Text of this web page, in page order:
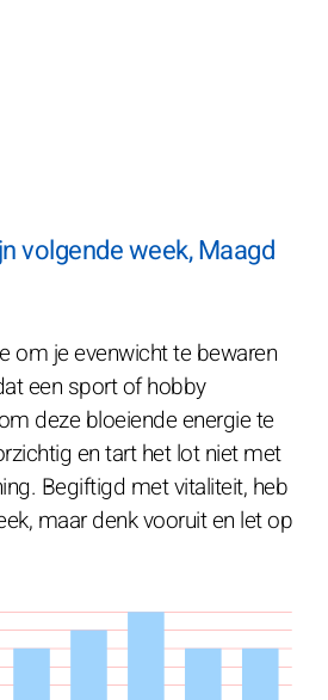
volgende week, Maagd
om je evenwicht te bewaren
een sport of hobby
deze bloeiende energie te
en tart het lot niet met
Begiftigd met vitaliteit, heb
maar denk vooruit en let op